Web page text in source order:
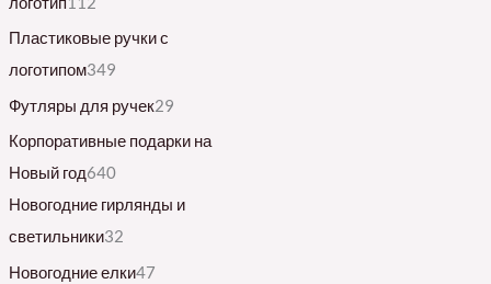
Пластиковые ручки с
логотипом349
Футляры для ручек29
Корпоративные подарки на
Новый год640
Новогодние гирлянды и
светильники32
Новогодние елки47